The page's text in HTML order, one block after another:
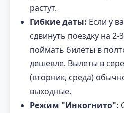
растут.
Гибкие даты: Если у
сдвинуть поездку на
поймать билеты в
дешевле. Вылеты в
(вторник, среда)
выходные.
Режим "Инкогнито":